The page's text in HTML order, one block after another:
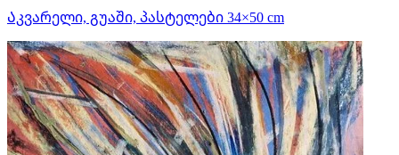
Აკვარელი, გუაში, პასტელები 34×50 cm